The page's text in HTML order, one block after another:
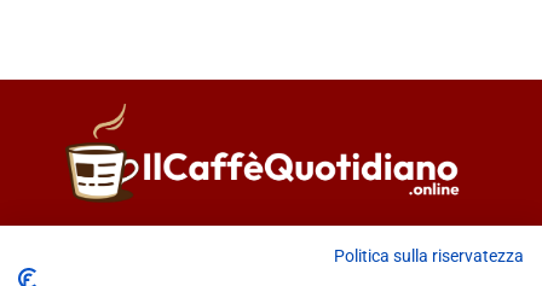
Politica sulla riservatezza